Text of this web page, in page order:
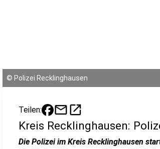
© Polizei Recklinghausen
Teilen: mailopen_in_new
Kreis Recklinghausen:
Die Polizei im Kreis Recklinghausen